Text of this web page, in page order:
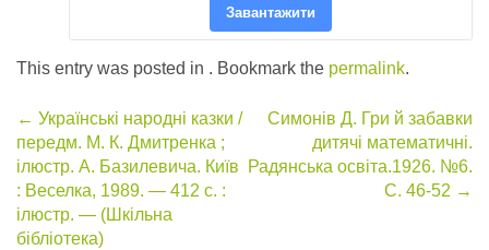
Завантажити
This entry was posted in . Bookmark the permalink.
Post
navigation
← Українські народні казки /
передм. М. К. Дмитренка ;
ілюстр. А. Базилевича. Київ
: Веселка, 1989. — 412 с. :
ілюстр. — (Шкільна
бібліотека)
Симонів Д. Гри й забавки
дитячі математичні.
Радянська освіта.1926. №6.
С. 46-52 →